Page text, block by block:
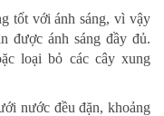
tốt với ánh sáng, vì vậy
được ánh sáng đầy đủ.
loại bỏ các cây xung
nước đều đặn, khoảng